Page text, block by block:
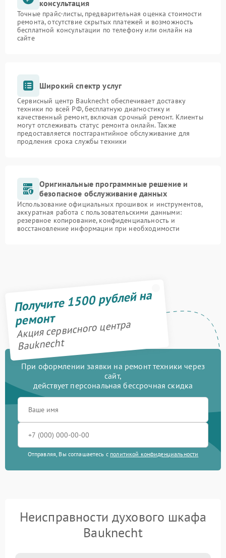
консультация
Точные прайс-листы, предварительная оценка стоимости
ремонта, отсутствие скрытых платежей и возможность
бесплатной консультации по телефону или онлайн на
сайте
Широкий спектр услуг
Сервисный центр Bauknecht обеспечивает доставку
техники по всей РФ, бесплатную диагностику и
качественный ремонт, включая срочный ремонт. Клиенты
могут отслеживать статус ремонта онлайн. Также
предоставляется постгарантийное обслуживание для
продления срока службы техники
Оригинальные программные решение и
безопасное обслуживание данных
Использование официальных прошивок и инструментов,
аккуратная работа с пользовательскими данными:
резервное копирование, конфиденциальность и
восстановление информации при необходимости
Получите 1500 рублей на
ремонт
Акция сервисного центра
Bauknecht
При оформлении заявки на ремонт техники через
сайт,
действует персональная бессрочная скидка
Отправляя, Вы соглашаетесь с политикой конфиденциальности
Неисправности духового шкафа
Bauknecht